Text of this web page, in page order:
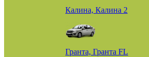
Калина, Калина 2
Гранта, Гранта FL